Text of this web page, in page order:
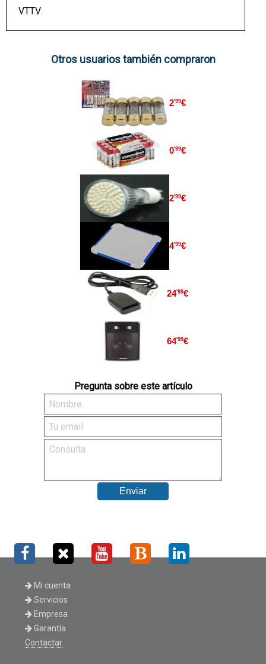
VTTV
Otros usuarios también compraron
2'99€
0'99€
2'99€
4'99€
24'99€
64'99€
Pregunta sobre este artículo
Mi cuenta
Servicios
Empresa
Garantía
Contactar